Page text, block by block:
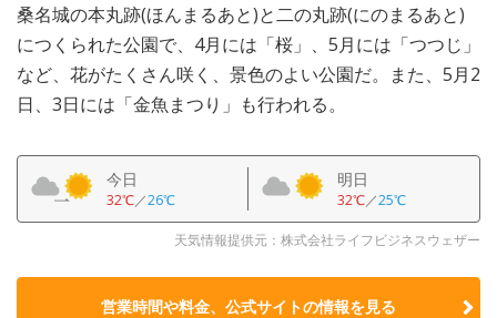
桑名城の本丸跡(ほんまるあと)と二の丸跡(にのまるあと)
につくられた公園で、4月には「桜」、5月には「つつじ」
など、花がたくさん咲く、景色のよい公園だ。また、5月2
日、3日には「金魚まつり」も行われる。
今日
32℃／26℃
明日
32℃／25℃
天気情報提供元：株式会社ライフビジネスウェザー
営業時間や料金、公式サイトの情報を見る